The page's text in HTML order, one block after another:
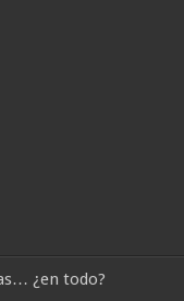
¿en todo?